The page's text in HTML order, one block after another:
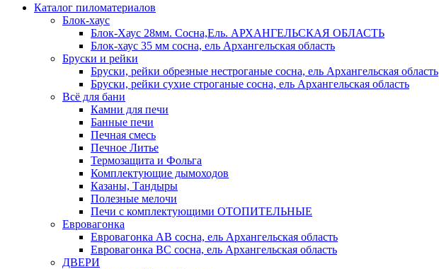
Каталог пиломатериалов
Блок-хаус
Блок-Хаус 28мм. Сосна,Ель. АРХАНГЕЛЬСКАЯ ОБЛАСТЬ
Блок-хаус 35 мм сосна, ель Архангельская область
Бруски и рейки
Бруски, рейки обрезные нестроганые сосна, ель Архангельская область
Бруски, рейки сухие строганые сосна, ель Архангельская область
Всё для бани
Камни для печи
Банные печи
Печная смесь
Печное Литье
Термозащита и Фольга
Комплектующие дымоходов
Казаны, Тандыры
Полезные мелочи
Печи с комплектующими ОТОПИТЕЛЬНЫЕ
Евровагонка
Евровагонка АВ сосна, ель Архангельская область
Евровагонка ВС сосна, ель Архангельская область
ДВЕРИ